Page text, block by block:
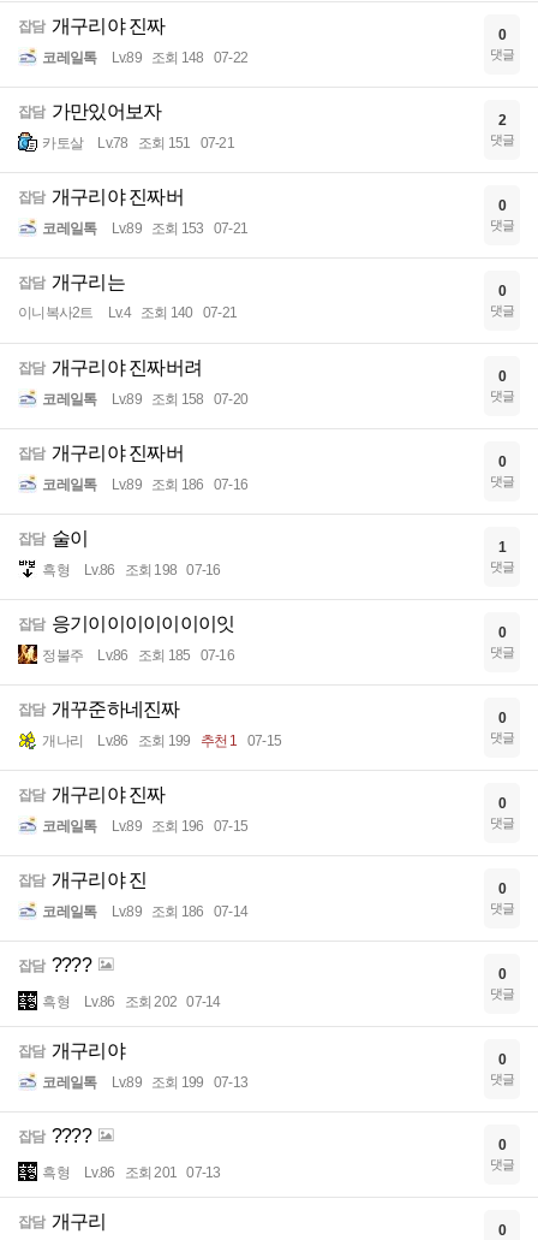
잡담 개구리야 진짜
코레일톡 Lv.89 조회 148 07-22
0
댓글
잡담 가만있어보자
카토살 Lv.78 조회 151 07-21
2
댓글
잡담 개구리야 진짜버
코레일톡 Lv.89 조회 153 07-21
0
댓글
잡담 개구리는
이니복사2트 Lv.4 조회 140 07-21
0
댓글
잡담 개구리야 진짜버려
코레일톡 Lv.89 조회 158 07-20
0
댓글
잡담 개구리야 진짜버
코레일톡 Lv.89 조회 186 07-16
0
댓글
잡담 술이
흑형 Lv.86 조회 198 07-16
1
댓글
잡담 응기이이이이이이이잇
정불주 Lv.86 조회 185 07-16
0
댓글
잡담 개꾸준하네진짜
개나리 Lv.86 조회 199 추천 1 07-15
0
댓글
잡담 개구리야 진짜
코레일톡 Lv.89 조회 196 07-15
0
댓글
잡담 개구리야 진
코레일톡 Lv.89 조회 186 07-14
0
댓글
잡담 ????
흑형 Lv.86 조회 202 07-14
0
댓글
잡담 개구리야
코레일톡 Lv.89 조회 199 07-13
0
댓글
잡담 ????
흑형 Lv.86 조회 201 07-13
0
댓글
잡담 개구리 0